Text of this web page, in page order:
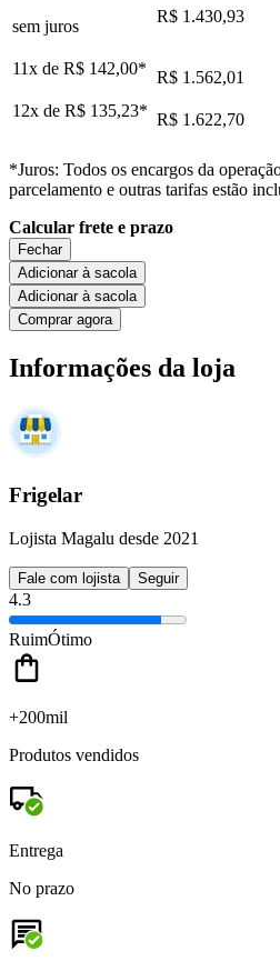
sem juros
R$ 1.430,93
11x de R$ 142,00* R$ 1.562,01
12x de R$ 135,23* R$ 1.622,70
*Juros: Todos os encargos da
parcelamento e outras tarifas estão
Calcular frete e prazo
Fechar
Adicionar à sacola
Adicionar à sacola
Comprar agora
Informações da loja
Frigelar
Lojista Magalu desde 2021
Fale com lojista Seguir
4.3
RuimÓtimo
+200mil
Produtos vendidos
Entrega
No prazo